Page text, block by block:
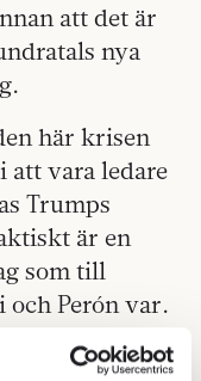
att det är
nya
här krisen
att vara ledare
Trumps
är en
som till
och Perón var.